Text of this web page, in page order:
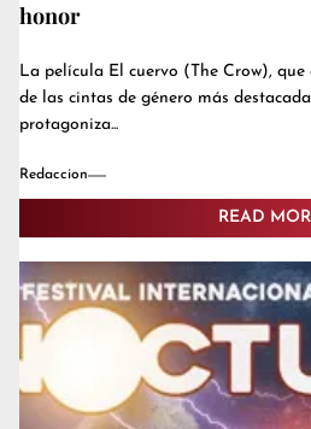
honor
La película El cuervo (The Crow), que
de las cintas de género más
protagoniza...
Redaccion
READ